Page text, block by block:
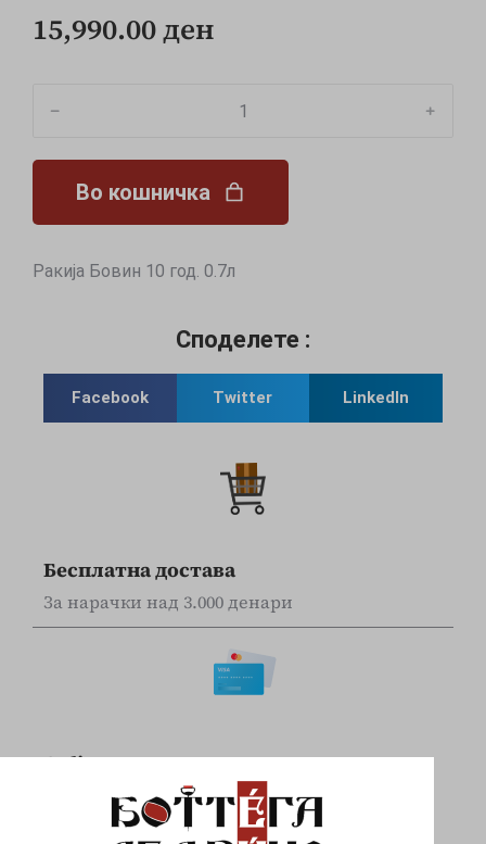
15,990.00ден
﹣ ﹢
Во кошничка
Ракија Бовин 10 год. 0.7л
Споделете :
Facebook Twitter LinkedIn
Бесплатна достава
За нарачки над 3.000 денари
Online наплата
Плаќајте сигурно и безбедно со вашите Visa
и Mastercard